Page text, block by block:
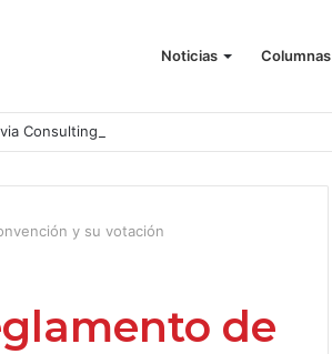
Noticias Columnas
Consulting
y su votación
de